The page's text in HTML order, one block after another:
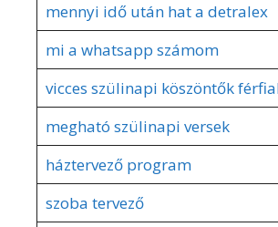
mennyi idő után hat a detralex
mi a whatsapp számom
vicces szülinapi köszöntők
megható szülinapi versek
háztervező program
szoba tervező